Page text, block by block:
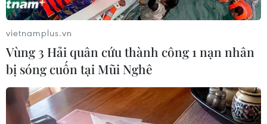
Video
(Vietnam+)
vietnamplus.vn
Vùng 3 Hải quân cứu thành công 1 nạn nhân
bị sóng cuốn tại Mũi Nghê